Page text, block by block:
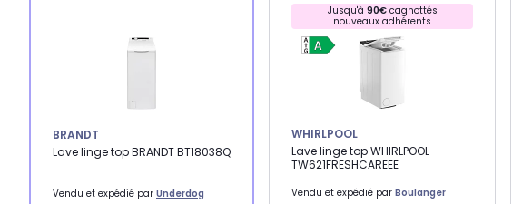
BRANDT
Lave linge top BRANDT BT18038Q
Vendu et expédié par Underdog
Jusqu'à 90€cagnottés
nouveaux adhérents
WHIRLPOOL
Lave linge top WHIRLPOOL
TW621FRESHCAREEE
Vendu et expédié par Boulanger